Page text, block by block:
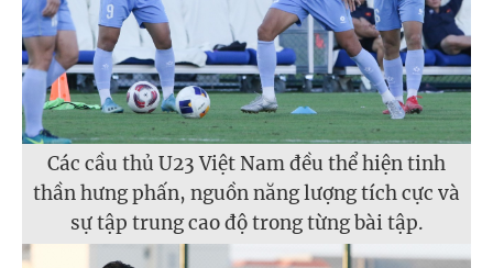
Các cầu thủ U23 Việt Nam đều thể hiện tinh
thần hưng phấn, nguồn năng lượng tích cực và
sự tập trung cao độ trong từng bài tập.